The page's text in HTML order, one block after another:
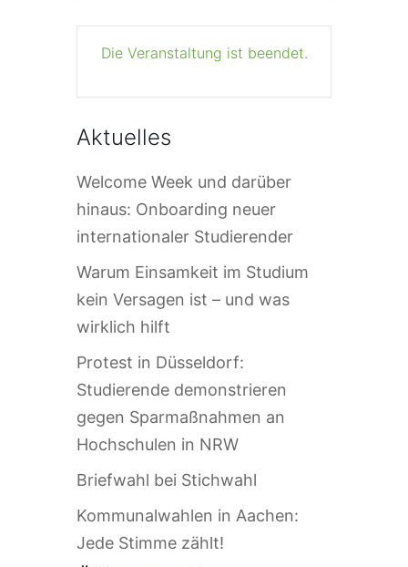
Die Veranstaltung ist beendet.
Aktuelles
Welcome Week und darüber
hinaus: Onboarding neuer
internationaler Studierender
Warum Einsamkeit im Studium
kein Versagen ist – und was
wirklich hilft
Protest in Düsseldorf:
Studierende demonstrieren
gegen Sparmaßnahmen an
Hochschulen in NRW
Briefwahl bei Stichwahl
Kommunalwahlen in Aachen:
Jede Stimme zählt!